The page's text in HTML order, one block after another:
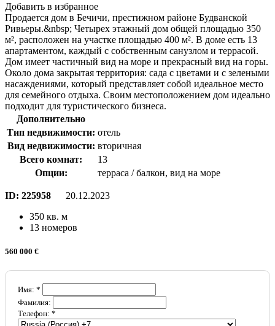
Добавить в избранное
Продается дом в Бечичи, престижном районе Будванской
Ривьеры.&nbsp; Четырех этажный дом общей площадью 350
м², расположен на участке площадью 400 м². В доме есть 13
апартаментом, каждый с собственным санузлом и террасой.
Дом имеет частичный вид на море и прекрасный вид на горы.
Около дома закрытая территория: сада с цветами и с зелеными
насаждениями, который представляет собой идеальное место
для семейного отдыха. Своим местоположением дом идеально
подходит для туристического бизнеса.
Дополнительно
Тип недвижимости: отель
Вид недвижимости: вторичная
Всего комнат:
13
Опции:
терраса / балкон, вид на море
ID: 225958
20.12.2023
350 кв. м
13 номеров
560 000 €
Имя: *
Фамилия:
Телефон: *